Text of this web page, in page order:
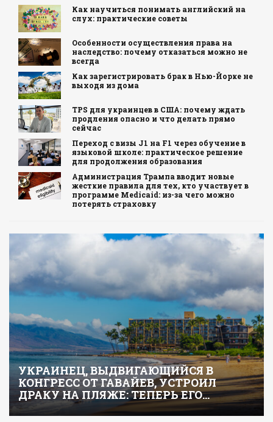
Как научиться понимать английский на
слух: практические советы
Особенности осуществления права на
наследство: почему отказаться можно не
всегда
Как зарегистрировать брак в Нью-Йорке не
выходя из дома
TPS для украинцев в США: почему ждать
продления опасно и что делать прямо
сейчас
Переход с визы J1 на F1 через обучение в
языковой школе: практическое решение
для продолжения образования
Администрация Трампа вводит новые
жесткие правила для тех, кто участвует в
программе Medicaid: из-за чего можно
потерять страховку
УКРАИНЕЦ, ВЫДВИГАЮЩИЙСЯ В
КОНГРЕСС ОТ ГАВАЙЕВ, УСТРОИЛ
ДРАКУ НА ПЛЯЖЕ: ТЕПЕРЬ ЕГО…